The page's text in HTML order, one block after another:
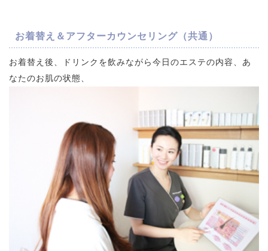
お着替え＆アフターカウンセリング（共通）
お着替え後、ドリンクを飲みながら今日のエステの内容、あ
なたのお肌の状態、